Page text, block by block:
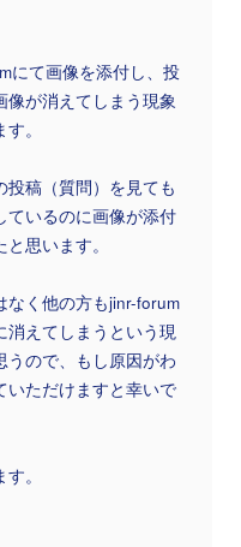
にて画像を添付し、投
が消えてしまう現象
。
投稿（質問）を見ても
ているのに画像が添付
思います。
なく他の方もjinr-forum
消えてしまうという現
うので、もし原因がわ
いただけますと幸いで
。